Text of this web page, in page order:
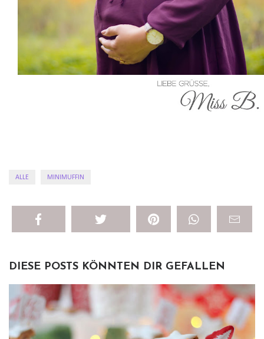
ALLE MINIMUFFIN
DIESE POSTS KÖNNTEN DIR GEFALLEN